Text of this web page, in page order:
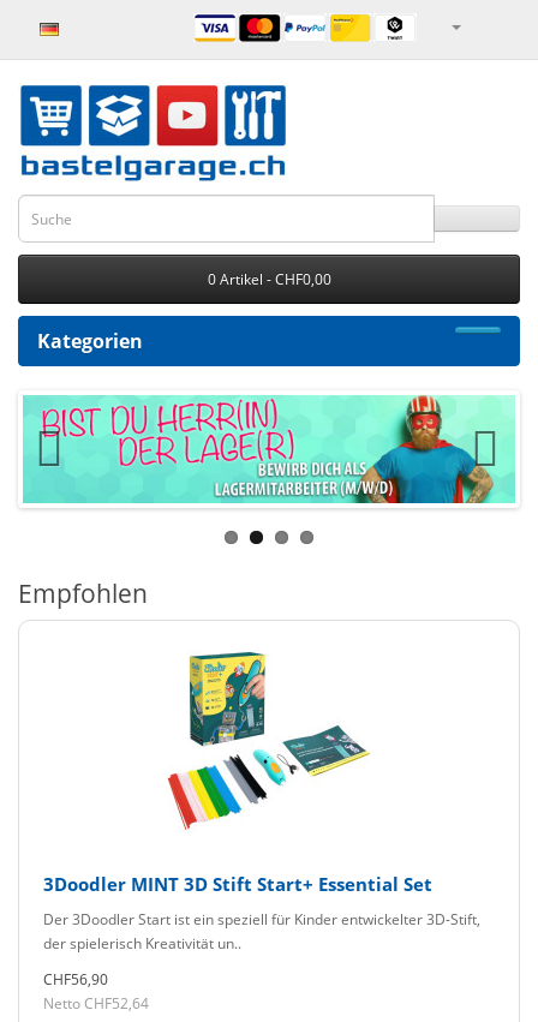
0 Artikel - CHF0,00
Kategorien
Empfohlen
3Doodler MINT 3D Stift Start+ Essential Set
Der 3Doodler Start ist ein speziell für Kinder entwickelter 3D-Stift,
der spielerisch Kreativität un..
CHF56,90
Netto CHF52,64